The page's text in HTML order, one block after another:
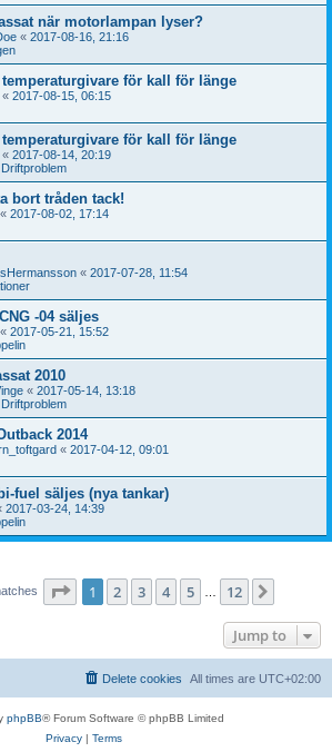
när motorlampan lyser?
« 2017-08-16, 21:16
för kall för länge
« 2017-08-15, 06:15
för kall för länge
« 2017-08-14, 20:19
bort tråden tack!
« 2017-08-02, 17:14
« 2017-07-28, 11:54
-04 säljes
« 2017-05-21, 15:52
2010
« 2017-05-14, 13:18
2014
« 2017-04-12, 09:01
fuel säljes (nya tankar)
2017-03-24, 14:39
Page 1of 12
1 2 3 4 5 12
Jump to
All times are UTC+02:00
Delete cookies
phpBB® Forum Software © phpBB Limited
Privacy| Terms